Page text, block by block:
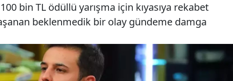
bin TL ödüllü yarışma için kıyasıya rekabet
beklenmedik bir olay gündeme damga